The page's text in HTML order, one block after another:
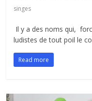
singes
Il y a des noms qui,
ludistes de tout poil le
Read more